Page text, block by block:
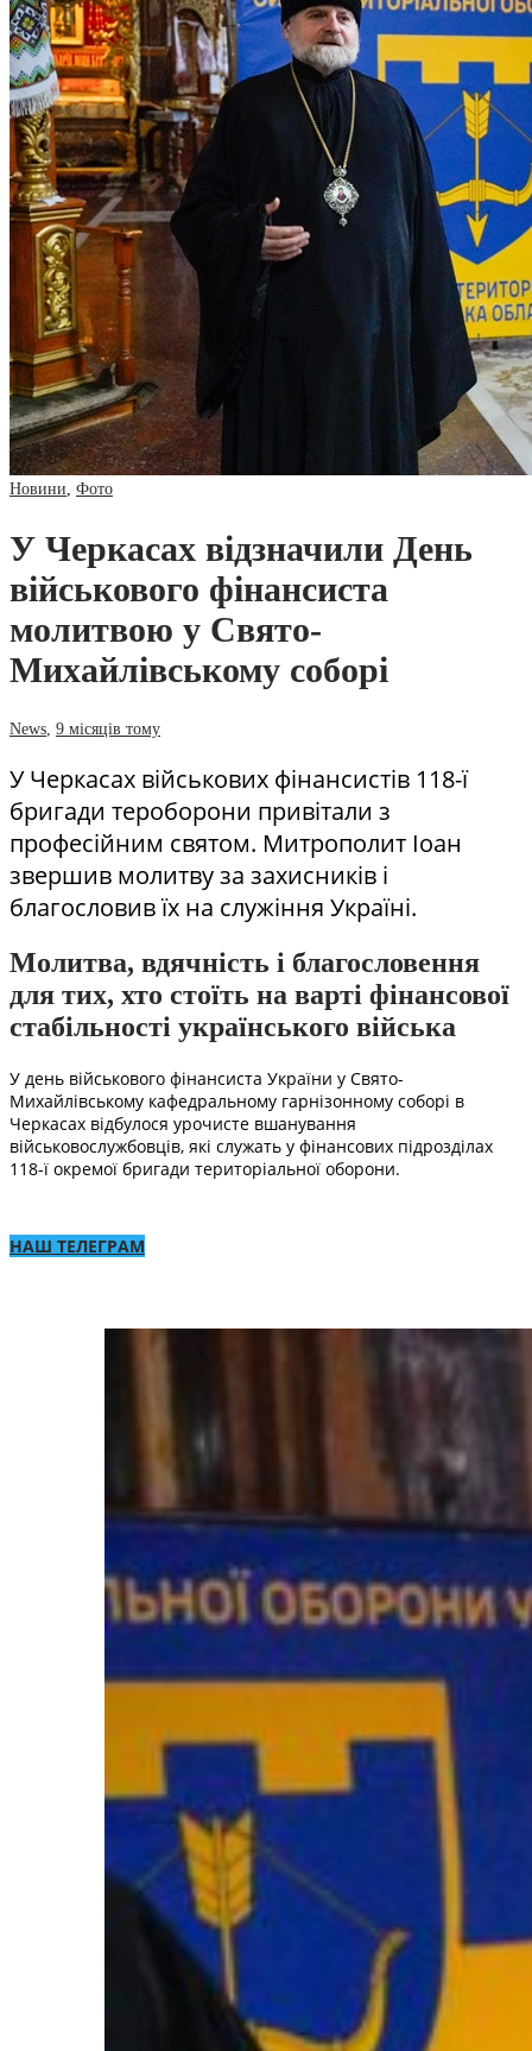
Новини Фото
У Черкасах відзначили День
військового фінансиста
молитвою у Свято-
Михайлівському соборі
News 9 місяців тому
У Черкасах військових фінансистів 118-ї
бригади тероборони привітали з
професійним святом. Митрополит Іоан
звершив молитву за захисників і
благословив їх на служіння Україні.
Молитва, вдячність і благословення
для тих, хто стоїть на варті фінансової
стабільності українського війська
У день військового фінансиста України у Свято-
Михайлівському кафедральному гарнізонному соборі в
Черкасах відбулося урочисте вшанування
військовослужбовців, які служать у фінансових підрозділах
118-ї окремої бригади територіальної оборони.
НАШ ТЕЛЕГРАМ